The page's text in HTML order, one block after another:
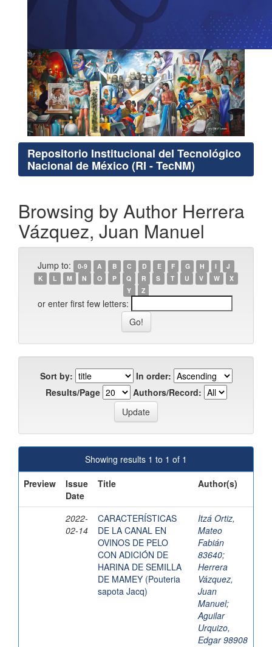
Repositorio Institucional del Tecnológico
Nacional de México (RI - TecNM)
Browsing by Author Herrera
Vázquez, Juan Manuel
Jump to: 0-9 A B C D E F G H I
J
K
L M N O P Q R S T U V W
X
Y
Z
or enter first few letters:
Sort by:
In order:
Results/Page
Authors/Record:
Showing results 1 to 1 of 1
Preview
Issue
Date
Title Author(s)
2022-
02-14
CARACTERÍSTICAS
DE LA CANAL EN
OVINOS DE PELO
CON ADICIÓN DE
HARINA DE SEMILLA
DE MAMEY (Pouteria
sapota Jacq)
Itzá Ortiz,
Mateo
Fabián
83640;
Herrera
Vázquez,
Juan
Manuel;
Aguilar
Urquizo,
Edgar 98908